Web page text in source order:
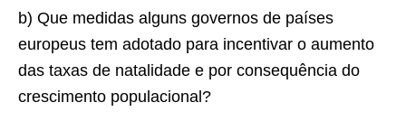
b) Que medidas alguns governos de países
europeus tem adotado para incentivar o aumento
das taxas de natalidade e por consequência do
crescimento populacional?